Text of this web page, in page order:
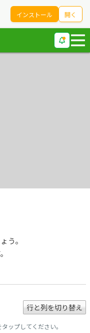
インストール 開く
う。
行と列を切り替え
ップしてください。